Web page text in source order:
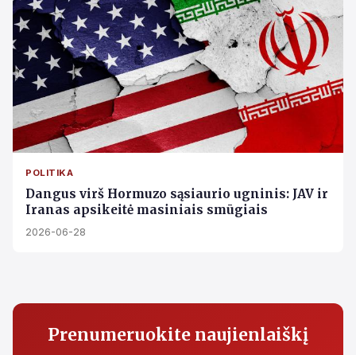
POLITIKA
Dangus virš Hormuzo sąsiaurio ugninis: JAV ir
Iranas apsikeitė masiniais smūgiais
2026-06-28
Prenumeruokite naujienlaiškį